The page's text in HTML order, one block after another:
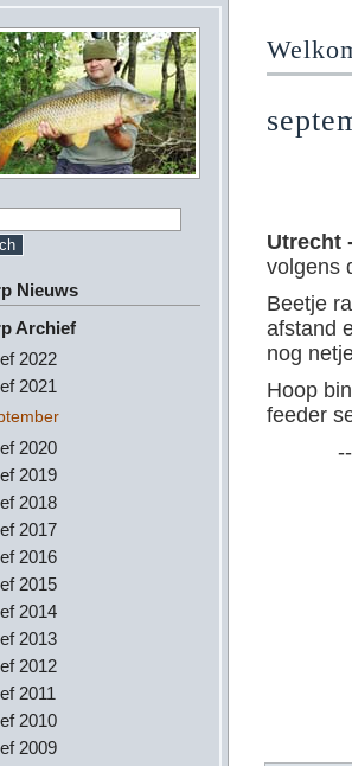
Nieuws
Archief
2022
2021
2020
2019
2018
2017
2016
2015
2014
2013
2012
2011
2010
2009
Utrecht
volgens
Beetje
afstand
nog
Hoop
feeder